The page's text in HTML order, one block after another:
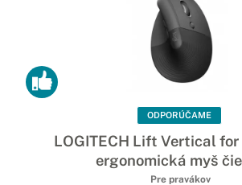
ODPORÚČAME
LOGITECH Lift Vertical
ergonomická myš
Pre pravákov